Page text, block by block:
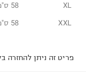
XL 58 ס"מ
XXL
58 ס"מ
פריט זה ניתן להחזרה